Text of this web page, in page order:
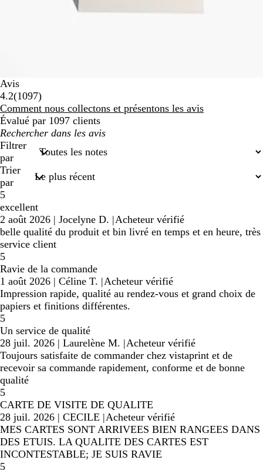
Avis
4.2(10971097
avis
)
Comment nous collectons et présentons les avis
Évalué par 1097 clients
Mes
recherches
saisies
Filtrer
par
Trier
par
5
excellent
2 août 2026 | Jocelyne D. |Acheteur vérifié
belle qualité du produit et bin livré en temps et en heure, très
service client
5
Ravie de la commande
1 août 2026 | Céline T. |Acheteur vérifié
Impression rapide, qualité au rendez-vous et grand choix de
papiers et finitions différentes.
5
Un service de qualité
28 juil. 2026 | Laurelène M. |Acheteur vérifié
Toujours satisfaite de commander chez vistaprint et de
recevoir sa commande rapidement, conforme et de bonne
qualité
5
CARTE DE VISITE DE QUALITE
28 juil. 2026 | CECILE |Acheteur vérifié
MES CARTES SONT ARRIVEES BIEN RANGEES DANS
DES ETUIS. LA QUALITE DES CARTES EST
INCONTESTABLE; JE SUIS RAVIE
5